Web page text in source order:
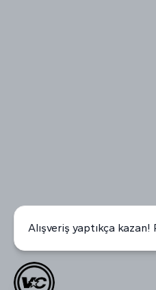
Alışveriş yaptıkça kazan!